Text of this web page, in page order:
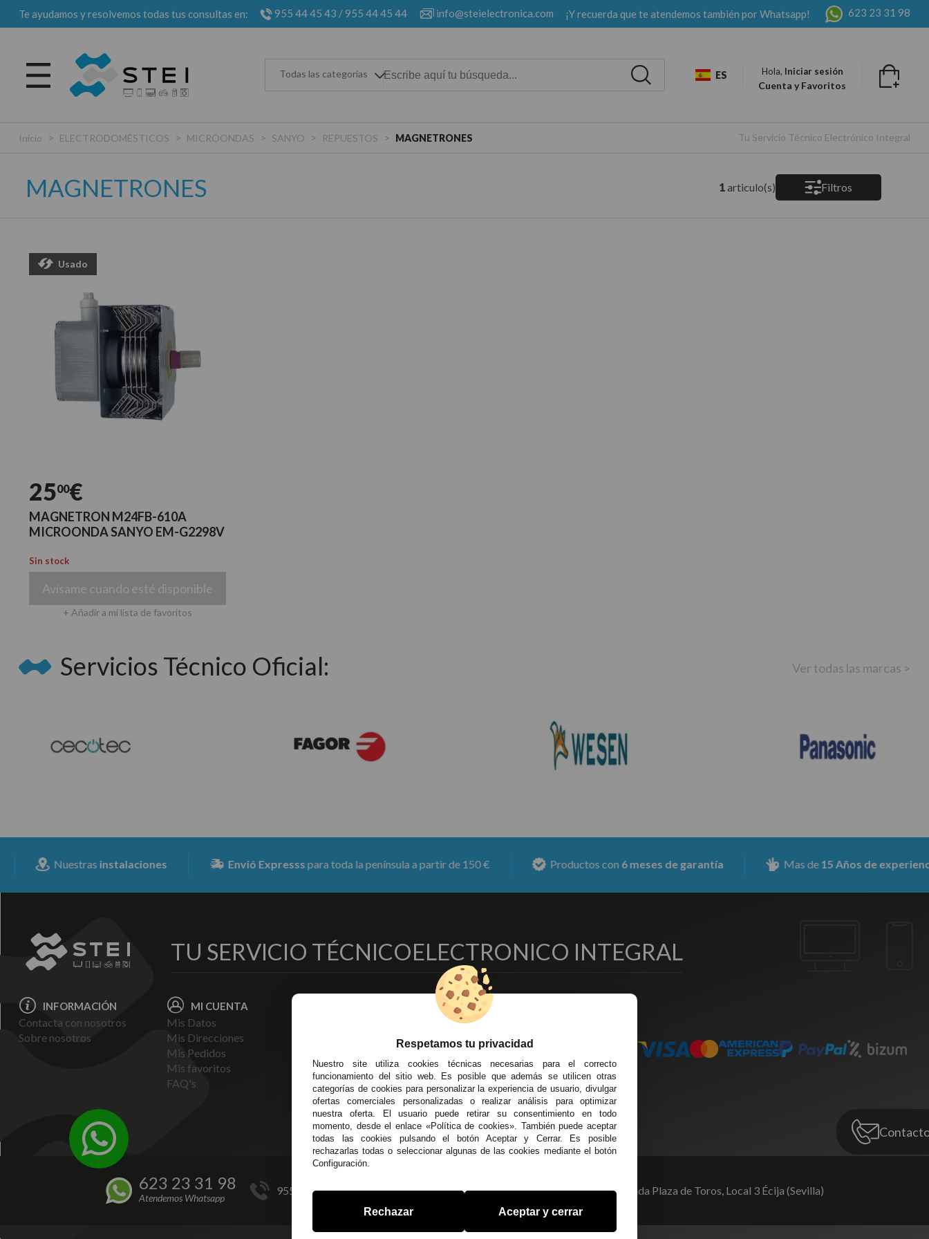
Te ayudamos y resolvemos todas tus consultas en: 955 44 45 43 /955 44 45 44 info@steielectronica.com ¡Y recuerda que te atendemos también por Whatsapp! 623 23 31 98
Todas las categorias ES Hola, Iniciar sesión
Cuenta y Favoritos
Inicio > ELECTRODOMÉSTICOS > MICROONDAS > SANYO > REPUESTOS > MAGNETRONES Tu Servicio Técnico Electrónico Integral
MAGNETRONES 1articulo(s) Filtros
Usado
2500€
MAGNETRON M24FB-610A
MICROONDA SANYO EM-G2298V
Sin stock
Avísame cuando esté disponible
+ Añadir a mi lista de favoritos
Servicios Técnico Oficial: Ver todas las marcas >
Nuestrasinstalaciones Envió Expressspara toda la península a partir de 150 € Productos con6 meses de garantía Mas de15 Años de experiencia
TU SERVICIO TÉCNICOELECTRONICO INTEGRAL
INFORMACIÓN
Contacta con nosotros
Sobre nosotros
MI CUENTA
Mis Datos
Mis Direcciones
Mis Pedidos
Mis favoritos
FAQ's
Entregas y Devoluciones
Pago Seguro
Terminos y
Condiciones Generales
Políticas de Cookies
DELEGACIONES
Écija - Sevilla
Av. Plaza de Toros. Local 3
Córdoba
C/ Ingeniero Iribarren, 14
Alzira - Valencia
C/ Esplugues, 135
623 23 31 98
Atendemos Whatsapp
955 44 45 43/955 44 45 44 info@steielectronica.com Avenida Plaza de Toros, Local 3 Écija (Sevilla)
Respetamos tu privacidad
Nuestro site utiliza cookies técnicas necesarias para el correcto
funcionamiento del sitio web. Es posible que además se utilicen otras
categorías de cookies para personalizar la experiencia de usuario, divulgar
ofertas comerciales personalizadas o realizar análisis para optimizar
nuestra oferta. El usuario puede retirar su consentimiento en todo
momento, desde el enlace «Política de cookies». También puede aceptar
todas las cookies pulsando el botón Aceptar y Cerrar. Es posible
rechazarlas todas o seleccionar algunas de las cookies mediante el botón
Configuración.
Rechazar Aceptar y cerrar